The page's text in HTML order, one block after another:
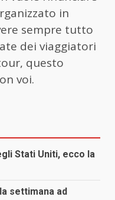
in
sempre tutto
dei viaggiatori
questo
voi.
Stati Uniti, ecco la
settimana ad